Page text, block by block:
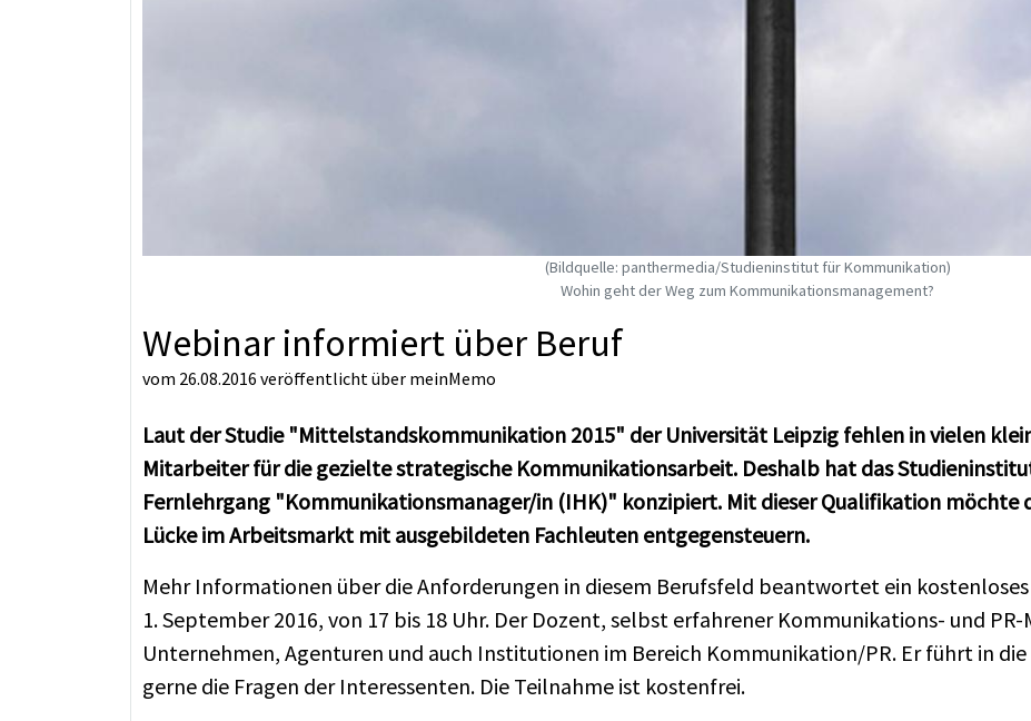
(Bildquelle: panthermedia/Studieninstitut für Kommunikation)
Wohin geht der Weg zum Kommunikationsmanagement?
Webinar informiert über Beruf
vom 26.08.2016 veröffentlicht über meinMemo
Laut der Studie "Mittelstandskommunikation 2015" der Universität Leipzig fehlen in vielen
Mitarbeiter für die gezielte strategische Kommunikationsarbeit. Deshalb hat das
Fernlehrgang "Kommunikationsmanager/in (IHK)" konzipiert. Mit dieser Qualifikation möchte
Lücke im Arbeitsmarkt mit ausgebildeten Fachleuten entgegensteuern.
Mehr Informationen über die Anforderungen in diesem Berufsfeld beantwortet ein
1. September 2016, von 17 bis 18 Uhr. Der Dozent, selbst erfahrener Kommunikations- und
Unternehmen, Agenturen und auch Institutionen im Bereich Kommunikation/PR. Er führt in
gerne die Fragen der Interessenten. Die Teilnahme ist kostenfrei.